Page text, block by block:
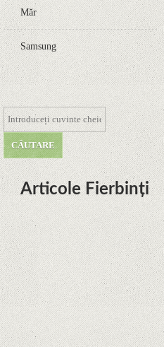
Măr
Samsung
Articole Fierbinți
Dota Anime venind la Netflix în
această lună de la Legenda Korra
Studio Mir
Curtea Supremă reglementează în
favoarea Google în Oracle Java